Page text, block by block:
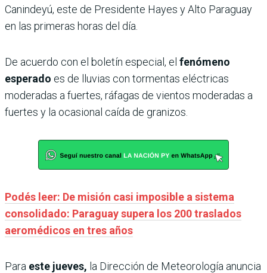
Canindeyú, este de Presidente Hayes y Alto Paraguay
en las primeras horas del día.
De acuerdo con el boletín especial, el fenómeno
esperado es de lluvias con tormentas eléctricas
moderadas a fuertes, ráfagas de vientos moderadas a
fuertes y la ocasional caída de granizos.
Podés leer: De misión casi imposible a sistema
consolidado: Paraguay supera los 200 traslados
aeromédicos en tres años
Para este jueves, la Dirección de Meteorología anuncia